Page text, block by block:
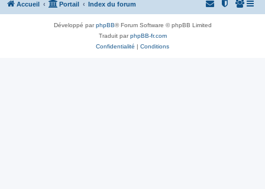
Accueil Portail Index du forum
Développé parphpBB® Forum Software © phpBB Limited
Traduit parphpBB-fr.com
Confidentialité | Conditions